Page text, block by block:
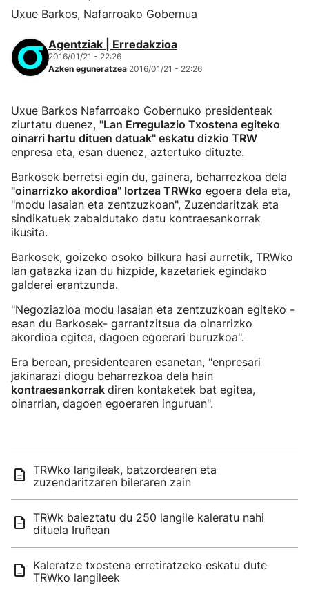
Uxue Barkos, Nafarroako Gobernua
Agentziak | Erredakzioa
2016/01/21 - 22:26
Azken eguneratzea 2016/01/21 - 22:26
Uxue Barkos Nafarroako Gobernuko presidenteak
ziurtatu duenez, "Lan Erregulazio Txostena egiteko
oinarri hartu dituen datuak" eskatu dizkio TRW
enpresa eta, esan duenez, aztertuko dituzte.
Barkosek berretsi egin du, gainera, beharrezkoa dela
"oinarrizko akordioa" lortzea TRWko egoera dela eta,
"modu lasaian eta zentzuzkoan", Zuzendaritzak eta
sindikatuek zabaldutako datu kontraesankorrak
ikusita.
Barkosek, goizeko osoko bilkura hasi aurretik, TRWko
lan gatazka izan du hizpide, kazetariek egindako
galderei erantzunda.
"Negoziazioa modu lasaian eta zentzuzkoan egiteko -
esan du Barkosek- garrantzitsua da oinarrizko
akordioa egitea, dagoen egoerari buruzkoa".
Era berean, presidentearen esanetan, "enpresari
jakinarazi diogu beharrezkoa dela hain
kontraesankorrak diren kontaketek bat egitea,
oinarrian, dagoen egoeraren inguruan".
TRWko langileak, batzordearen eta
zuzendaritzaren bileraren zain
TRWk baieztatu du 250 langile kaleratu nahi
dituela Iruñean
Kaleratze txostena erretiratzeko eskatu dute
TRWko langileek